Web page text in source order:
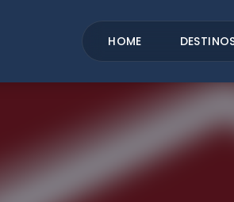
HOME